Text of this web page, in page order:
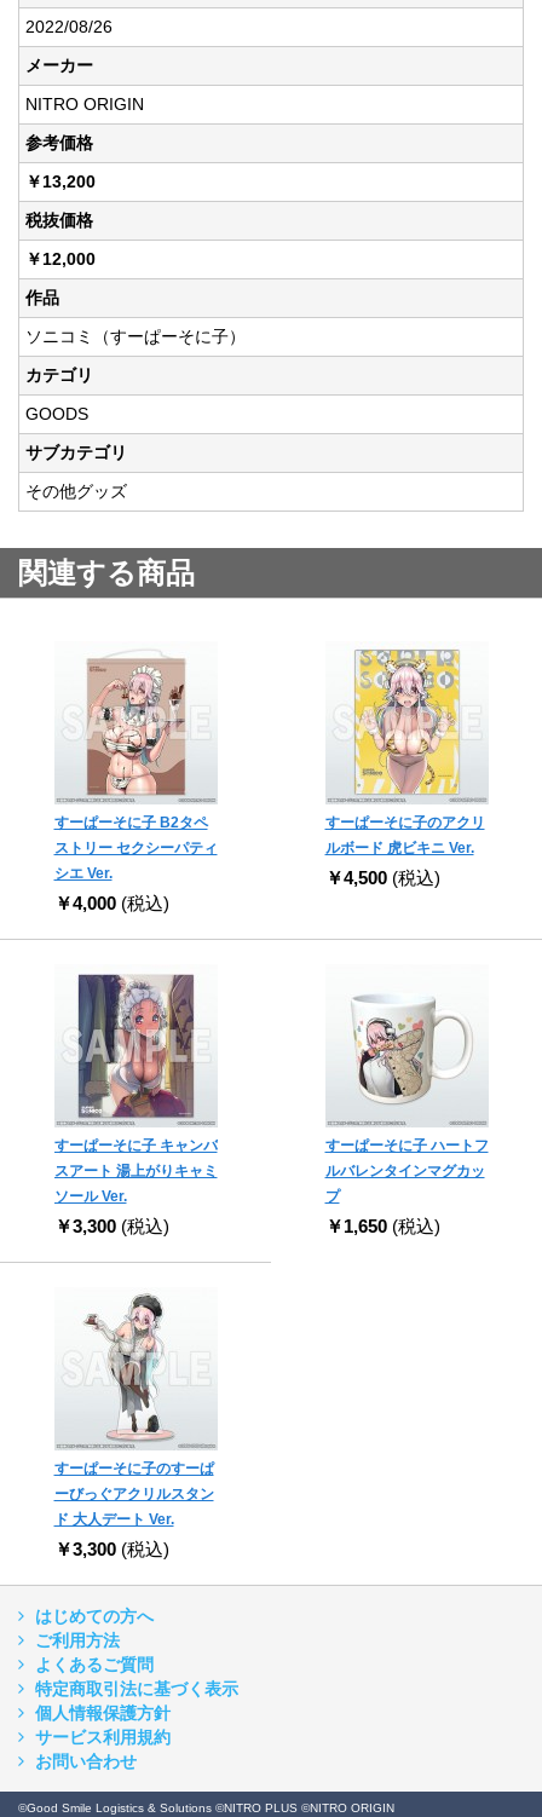
2022/08/26
メーカー
NITRO ORIGIN
参考価格
￥13,200
税抜価格
￥12,000
作品
ソニコミ（すーぱーそに子）
カテゴリ
GOODS
サブカテゴリ
その他グッズ
関連する商品
すーぱーそに子 B2タペ
ストリー セクシーパティ
シエ Ver.
￥4,000 (税込)
すーぱーそに子のアクリ
ルボード 虎ビキニ Ver.
￥4,500 (税込)
すーぱーそに子 キャンバ
スアート 湯上がりキャミ
ソール Ver.
￥3,300 (税込)
すーぱーそに子 ハートフ
ルバレンタインマグカッ
プ
￥1,650 (税込)
すーぱーそに子のすーぱ
ーびっぐアクリルスタン
ド 大人デート Ver.
￥3,300 (税込)
はじめての方へ
ご利用方法
よくあるご質問
特定商取引法に基づく表示
個人情報保護方針
サービス利用規約
お問い合わせ
©Good Smile Logistics & Solutions ©NITRO PLUS ©NITRO ORIGIN